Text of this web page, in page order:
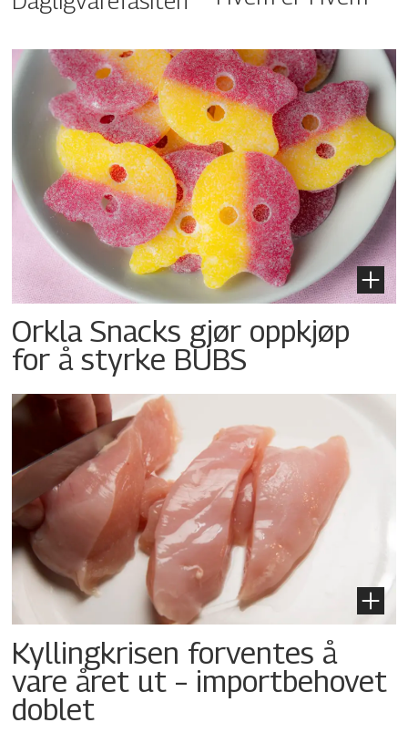
Orkla Snacks gjør oppkjøp
for å styrke BUBS
Kyllingkrisen forventes å
vare året ut – importbehovet
doblet